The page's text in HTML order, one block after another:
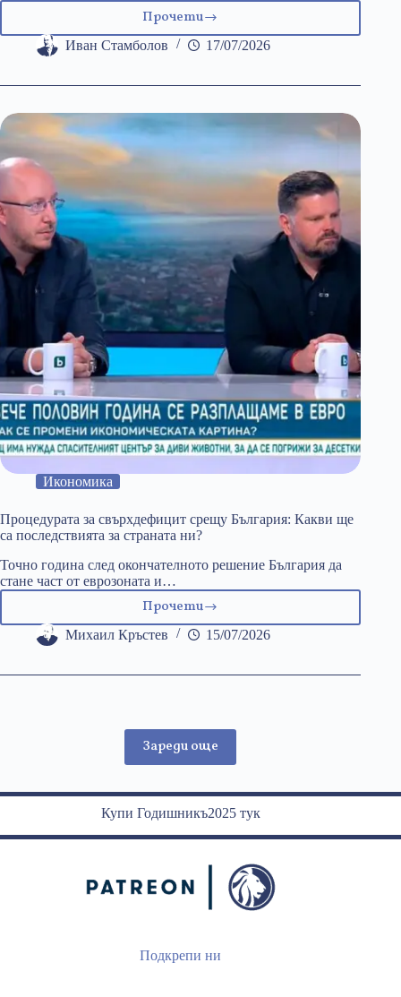
ПрочетиБезбожието
е
и
безбожие
Иван Стамболов 17/07/2026
Икономика
Процедурата за свърхдефицит срещу България: Какви ще
са последствията за страната ни?
Точно година след окончателното решение България да
стане част от еврозоната и…
ПрочетиПроцедурата
за
срещу
ще
са
последствията
страната
ни?
Михаил Кръстев 15/07/2026
Зареди още
Купи Годишникъ2025 тук
Подкрепи ни